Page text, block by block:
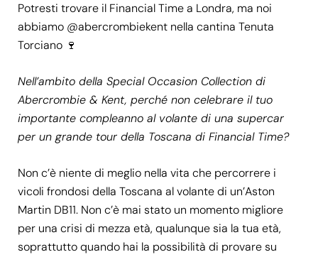
Potresti trovare il Financial Time a Londra, ma noi
abbiamo @abercrombiekent nella cantina Tenuta
Torciano 🍷
Nell’ambito della Special Occasion Collection di
Abercrombie & Kent, perché non celebrare il tuo
importante compleanno al volante di una supercar
per un grande tour della Toscana di Financial Time?
Non c’è niente di meglio nella vita che percorrere i
vicoli frondosi della Toscana al volante di un’Aston
Martin DB11. Non c’è mai stato un momento migliore
per una crisi di mezza età, qualunque sia la tua età,
soprattutto quando hai la possibilità di provare su